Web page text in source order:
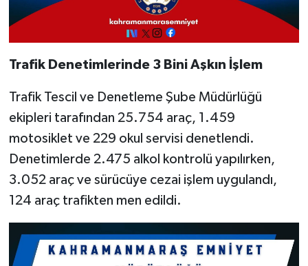
Trafik Denetimlerinde 3 Bini Aşkın İşlem
Trafik Tescil ve Denetleme Şube Müdürlüğü
ekipleri tarafından 25.754 araç, 1.459
motosiklet ve 229 okul servisi denetlendi.
Denetimlerde 2.475 alkol kontrolü yapılırken,
3.052 araç ve sürücüye cezai işlem uygulandı,
124 araç trafikten men edildi.